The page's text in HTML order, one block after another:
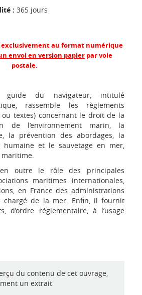
: 365 jours
au format numérique
envoi en version papier par voie
postale.
du navigateur, intitulé
rassemble les règlements
ou textes) concernant le droit de la
de l’environnement marin, la
la prévention des abordages, la
humaine et le sauvetage en mer,
maritime.
outre le rôle des principales
maritimes internationales,
en France des administrations
chargé de la mer. Enfin, il fournit
d’ordre réglementaire, à l’usage
du contenu de cet ouvrage,
un extrait